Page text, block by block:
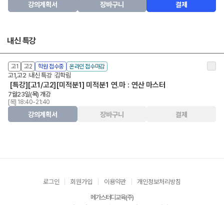
강의계획서 장바구니 결제
내신 특강
고1 고2 학원 접수중 온라인 접수마감
고1,고2 내신 특강 김학림
[특강][고1/고2][미적분1] 미적분1 연.마 : 연산 마스터
7월23일(목) 개강
[목] 18:40-21:40
강의계획서 장바구니 결제
로그인 회원가입 이용약관 개인정보처리방침
메가스터디교육(주)